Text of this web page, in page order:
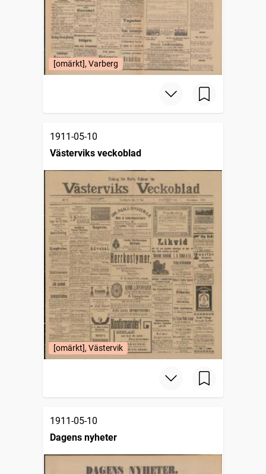
[omärkt], Varberg
1911-05-10
Västerviks veckoblad
[omärkt], Västervik
1911-05-10
Dagens nyheter